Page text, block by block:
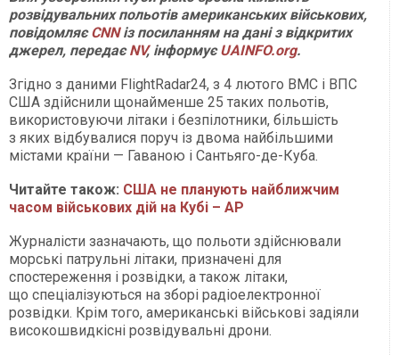
розвідувальних польотів американських військових,
повідомляєCNNіз посиланням на дані з відкритих
джерел, передаєNV, інформуєUAINFO.org.
Згідно з даними FlightRadar24, з 4 лютого ВМС і ВПС
США здійснили щонайменше 25 таких польотів,
використовуючи літаки і безпілотники, більшість
з яких відбувалися поруч із двома найбільшими
містами країни — Гаваною і Сантьяго-де-Куба.
Читайте також: США не планують найближчим
часом військових дій на Кубі – AP
Журналісти зазначають, що польоти здійснювали
морські патрульні літаки, призначені для
спостереження і розвідки, а також літаки,
що спеціалізуються на зборі радіоелектронної
розвідки. Крім того, американські військові задіяли
високошвидкісні розвідувальні дрони.